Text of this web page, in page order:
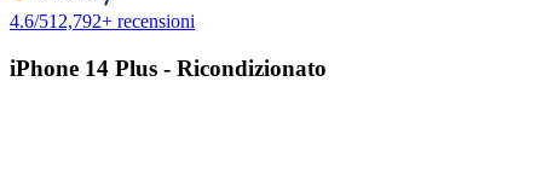
4.6/512,792+ recensioni
iPhone 14 Plus - Ricondizionato